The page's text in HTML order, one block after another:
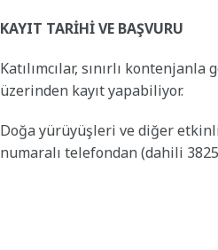
KAYIT TARİHİ VE BAŞVURU
Katılımcılar, sınırlı
üzerinden kayıt yapabiliyor.
Doğa yürüyüşleri ve diğer
numaralı telefondan (dahili